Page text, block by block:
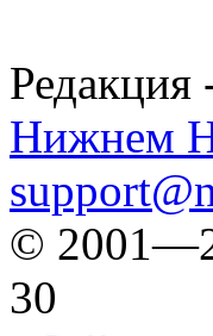
Редакция
Нижнем
©
30